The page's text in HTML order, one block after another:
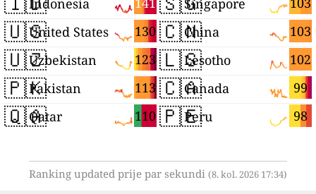
🇺🇸 130
United States
🇺🇿 123
Uzbekistan
🇵🇰 113
Pakistan
🇶🇦 110
Qatar
🇨🇳 103
China
🇱🇸 102
Lesotho
🇨🇦 99
Canada
🇵🇪 98
Peru
Ranking updated prije par sekundi (8. kol. 2026 17:34)